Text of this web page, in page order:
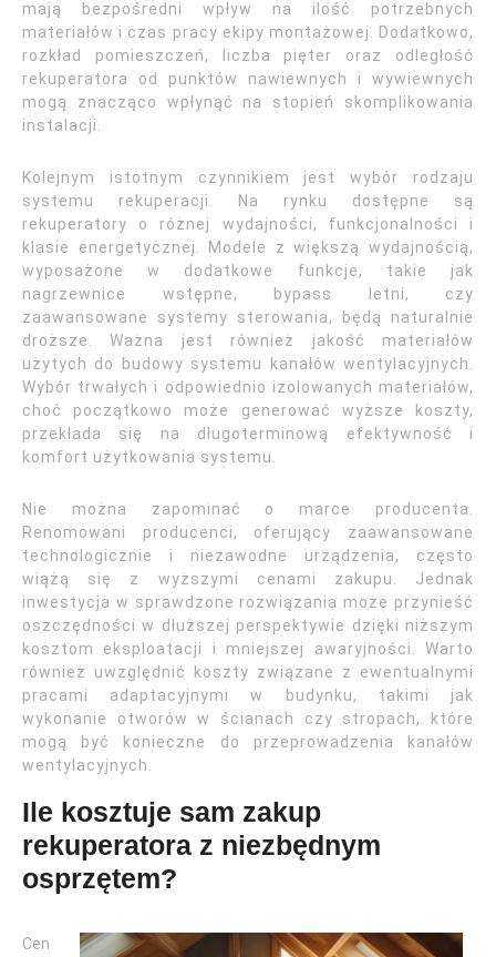
mają bezpośredni wpływ na ilość potrzebnych
materiałów i czas pracy ekipy montażowej. Dodatkowo,
rozkład pomieszczeń, liczba pięter oraz odległość
rekuperatora od punktów nawiewnych i wywiewnych
mogą znacząco wpłynąć na stopień skomplikowania
instalacji.
Kolejnym istotnym czynnikiem jest wybór rodzaju
systemu rekuperacji. Na rynku dostępne są
rekuperatory o różnej wydajności, funkcjonalności i
klasie energetycznej. Modele z większą wydajnością,
wyposażone w dodatkowe funkcje, takie jak
nagrzewnice wstępne, bypass letni, czy
zaawansowane systemy sterowania, będą naturalnie
droższe. Ważna jest również jakość materiałów
użytych do budowy systemu kanałów wentylacyjnych.
Wybór trwałych i odpowiednio izolowanych materiałów,
choć początkowo może generować wyższe koszty,
przekłada się na długoterminową efektywność i
komfort użytkowania systemu.
Nie można zapominać o marce producenta.
Renomowani producenci, oferujący zaawansowane
technologicznie i niezawodne urządzenia, często
wiążą się z wyższymi cenami zakupu. Jednak
inwestycja w sprawdzone rozwiązania może przynieść
oszczędności w dłuższej perspektywie dzięki niższym
kosztom eksploatacji i mniejszej awaryjności. Warto
również uwzględnić koszty związane z ewentualnymi
pracami adaptacyjnymi w budynku, takimi jak
wykonanie otworów w ścianach czy stropach, które
mogą być konieczne do przeprowadzenia kanałów
wentylacyjnych.
Ile kosztuje sam zakup
rekuperatora z niezbędnym
osprzętem?
Cen